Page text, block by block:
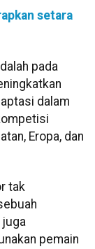
setara
pada
dalam
Eropa, dan
tak
juga
pemain